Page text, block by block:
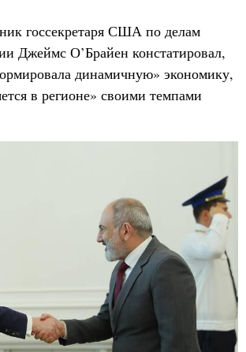
госсекретаря США по делам
Джеймс О’Брайен констатировал,
динамичную» экономику,
в регионе» своими темпами